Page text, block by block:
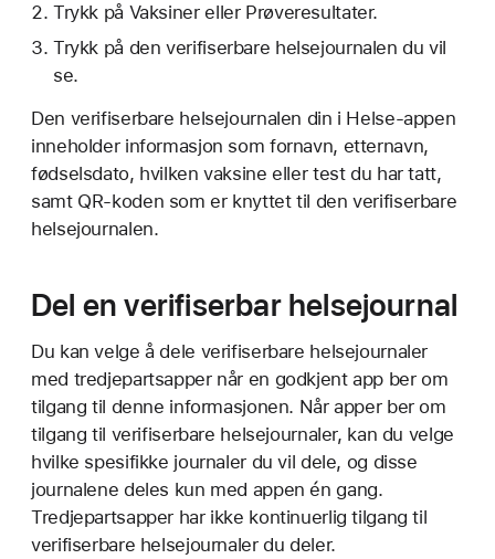
Trykk på Vaksiner eller Prøveresultater.
Trykk på den verifiserbare helsejournalen du vil
se.
Den verifiserbare helsejournalen din i Helse-appen
inneholder informasjon som fornavn, etternavn,
fødselsdato, hvilken vaksine eller test du har tatt,
samt QR-koden som er knyttet til den verifiserbare
helsejournalen.
Del en verifiserbar helsejournal
Du kan velge å dele verifiserbare helsejournaler
med tredjepartsapper når en godkjent app ber om
tilgang til denne informasjonen. Når apper ber om
tilgang til verifiserbare helsejournaler, kan du velge
hvilke spesifikke journaler du vil dele, og disse
journalene deles kun med appen én gang.
Tredjepartsapper har ikke kontinuerlig tilgang til
verifiserbare helsejournaler du deler.